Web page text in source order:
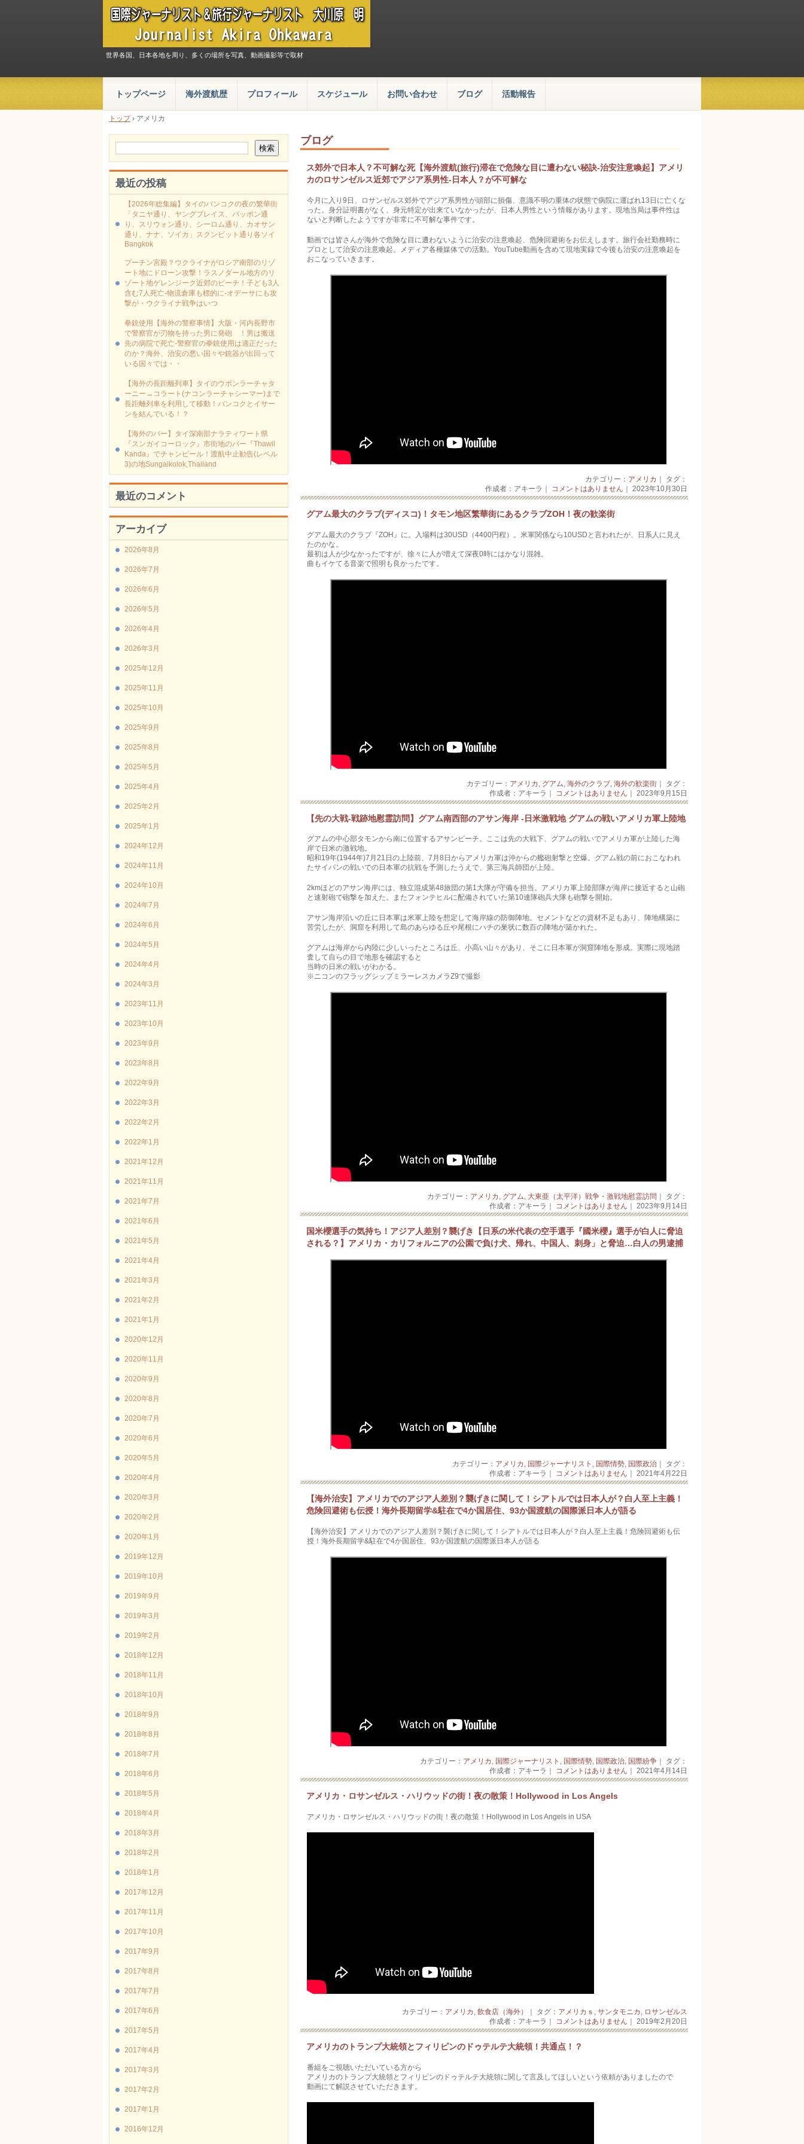
世界各国、日本各地を周り、多くの場所を写真、動画撮影等で取材
トップページ 海外渡航歴 プロフィール スケジュール お問い合わせ ブログ 活動報告
トップ› アメリカ
ブログ
ス郊外で日本人？不可解な死【海外渡航(旅行)滞在で危険な目に遭わない秘訣-治安注意喚起】アメリ
カのロサンゼルス近郊でアジア系男性-日本人？が不可解な
今月に入り9日、ロサンゼルス郊外でアジア系男性が頭部に損傷、意識不明の重体の状態で病院に運ばれ13日に亡くな
った。身分証明書がなく、身元特定が出来ていなかったが、日本人男性という情報があります。現地当局は事件性は
ないと判断したようですが非常に不可解な事件です。
動画では皆さんが海外で危険な目に遭わないように治安の注意喚起、危険回避術をお伝えします。旅行会社勤務時に
プロとして治安の注意喚起。メディア各種媒体での活動。YouTube動画を含めて現地実録で今後も治安の注意喚起を
おこなっていきます。
カテゴリー： アメリカ ｜ タグ：
作成者：アキーラ｜
コメントはありません ｜ 2023年10月30日
グアム最大のクラブ(ディスコ)！タモン地区繁華街にあるクラブZOH！夜の歓楽街
グアム最大のクラブ『ZOH』に。入場料は30USD（4400円程）。米軍関係なら10USDと言われたが、日系人に見え
たのかな。
最初は人が少なかったですが、徐々に人が増えて深夜0時にはかなり混雑。
曲もイケてる音楽で照明も良かったです。
カテゴリー： アメリカ グアム 海外のクラブ, 海外の歓楽街｜ タグ：
作成者：アキーラ｜
コメントはありません ｜ 2023年9月15日
【先の大戦‐戦跡地慰霊訪問】グアム南西部のアサン海岸 ‐日米激戦地 グアムの戦いアメリカ軍上陸地
グアムの中心部タモンから南に位置するアサンビーチ。ここは先の大戦下、グアムの戦いでアメリカ軍が上陸した海
岸で日米の激戦地。
昭和19年(1944年)7月21日の上陸前、7月8日からアメリカ軍は沖からの艦砲射撃と空爆。グアム戦の前におこなわれ
たサイパンの戦いでの日本軍の抗戦を予測したうえで、第三海兵師団が上陸。
2kmほどのアサン海岸には、独立混成第48旅団の第1大隊が守備を担当。アメリカ軍上陸部隊が海岸に接近すると山砲
と速射砲で砲撃を加えた。またフォンテヒルに配備されていた第10連隊砲兵大隊も砲撃を開始。
アサン海岸沿いの丘に日本軍は米軍上陸を想定して海岸線の防御陣地。セメントなどの資材不足もあり、陣地構築に
苦労したが、洞窟を利用して島のあらゆる丘や尾根にハチの巣状に数百の陣地が築かれた。
グアムは海岸から内陸に少しいったところは丘、小高い山々があり、そこに日本軍が洞窟陣地を形成。実際に現地踏
査して自らの目で地形を確認すると
当時の日米の戦いがわかる。
※ニコンのフラッグシップミラーレスカメラZ9で撮影
カテゴリー： アメリカ , グアム, 大東亜（太平洋）戦争・激戦地慰霊訪問 ｜ タグ：
作成者：アキーラ｜ コメントはありません ｜ 2023年9月14日
国米櫻選手の気持ち！アジア人差別？襲げき【日系の米代表の空手選手『國米櫻』選手が白人に脅迫
される？】アメリカ・カリフォルニアの公園で負け犬、帰れ、中国人、刺身」と脅迫…白人の男逮捕
カテゴリー： アメリカ , 国際ジャーナリスト , 国際情勢, 国際政治｜ タグ：
作成者：アキーラ｜ コメントはありません ｜ 2021年4月22日
【海外治安】アメリカでのアジア人差別？襲げきに関して！シアトルでは日本人が？白人至上主義！
危険回避術も伝授！海外長期留学&駐在で4か国居住、93か国渡航の国際派日本人が語る
【海外治安】アメリカでのアジア人差別？襲げきに関して！シアトルでは日本人が？白人至上主義！危険回避術も伝
授！海外長期留学&駐在で4か国居住、93か国渡航の国際派日本人が語る
カテゴリー： アメリカ , 国際ジャーナリスト , 国際情勢, 国際政治, 国際紛争｜ タグ：
作成者：アキーラ｜ コメントはありません ｜ 2021年4月14日
アメリカ・ロサンゼルス・ハリウッドの街！夜の散策！Hollywood in Los Angels
アメリカ・ロサンゼルス・ハリウッドの街！夜の散策！Hollywood in Los Angels in USA
カテゴリー： アメリカ 飲食店（海外） ｜ タグ： アメリカｓ サンタモニカ
ロサンゼルス
作成者：アキーラ｜
コメントはありません ｜ 2019年2月20日
アメリカのトランプ大統領とフィリピンのドゥテルテ大統領！共通点！？
番組をご視聴いただいている方から
アメリカのトランプ大統領とフィリピンのドゥテルテ大統領に関して言及してほしいという依頼がありましたので
動画にて解説させていただきます。
最近の投稿
【2026年総集編】タイのバンコクの夜の繁華街
「タニヤ通り、ヤングプレイス、パッポン通
り、スリウォン通り、シーロム通り、カオサン
通り、ナナ、ソイカ」スクンビット通り各ソイ
Bangkok
プーチン宮殿？ウクライナがロシア南部のリゾ
ート地にドローン攻撃！ラスノダール地方のリ
ゾート地ゲレンジーク近郊のビーチ！子ども3人
含む7人死亡-物流倉庫も標的に‐オデーサにも攻
撃が・ウクライナ戦争はいつ
拳銃使用【海外の警察事情】大阪・河内長野市
で警察官が刃物を持った男に発砲 ！男は搬送
先の病院で死亡-警察官の拳銃使用は適正だった
のか？海外、治安の悪い国々や銃器が出回って
いる国々では・・
【海外の長距離列車】タイのウボンラーチャタ
ーニー→コラート(ナコンラーチャシーマー)まで
長距離列車を利用して移動！バンコクとイサー
ンを結んでいる！？
【海外のバー】タイ深南部ナラティワート県
『スンガイコーロック』市街地のバー『Thawil
Kanda』でチャンビール！渡航中止勧告(レベル
3)の地Sungaikolok,Thailand
最近のコメント
アーカイブ
2026年8月
2026年7月
2026年6月
2026年5月
2026年4月
2026年3月
2025年12月
2025年11月
2025年10月
2025年9月
2025年8月
2025年5月
2025年4月
2025年2月
2025年1月
2024年12月
2024年11月
2024年10月
2024年7月
2024年6月
2024年5月
2024年4月
2024年3月
2023年11月
2023年10月
2023年9月
2023年8月
2022年9月
2022年3月
2022年2月
2022年1月
2021年12月
2021年11月
2021年7月
2021年6月
2021年5月
2021年4月
2021年3月
2021年2月
2021年1月
2020年12月
2020年11月
2020年9月
2020年8月
2020年7月
2020年6月
2020年5月
2020年4月
2020年3月
2020年2月
2020年1月
2019年12月
2019年10月
2019年9月
2019年3月
2019年2月
2018年12月
2018年11月
2018年10月
2018年9月
2018年8月
2018年7月
2018年6月
2018年5月
2018年4月
2018年3月
2018年2月
2018年1月
2017年12月
2017年11月
2017年10月
2017年9月
2017年8月
2017年7月
2017年6月
2017年5月
2017年4月
2017年3月
2017年2月
2017年1月
2016年12月